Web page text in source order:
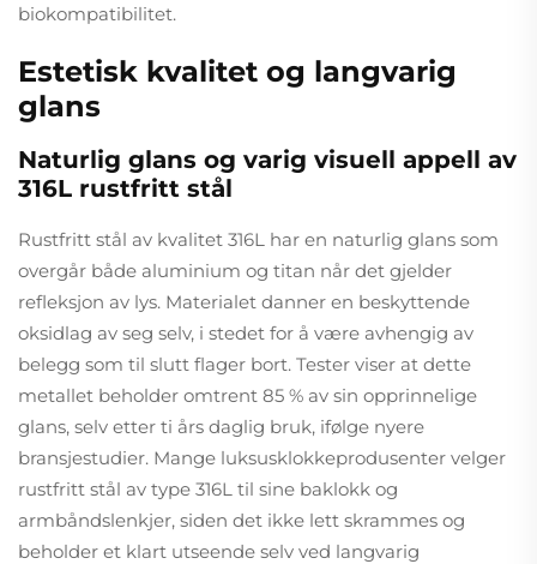
biokompatibilitet.
Estetisk kvalitet og langvarig
glans
Naturlig glans og varig visuell appell av
316L rustfritt stål
Rustfritt stål av kvalitet 316L har en naturlig glans som
overgår både aluminium og titan når det gjelder
refleksjon av lys. Materialet danner en beskyttende
oksidlag av seg selv, i stedet for å være avhengig av
belegg som til slutt flager bort. Tester viser at dette
metallet beholder omtrent 85 % av sin opprinnelige
glans, selv etter ti års daglig bruk, ifølge nyere
bransjestudier. Mange luksusklokkeprodusenter velger
rustfritt stål av type 316L til sine baklokk og
armbåndslenkjer, siden det ikke lett skrammes og
beholder et klart utseende selv ved langvarig